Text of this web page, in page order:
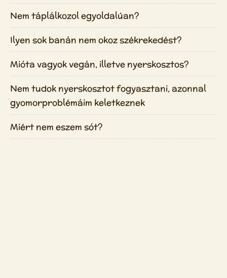
Nem táplálkozol egyoldalúan?
Ilyen sok banán nem okoz székrekedést?
Mióta vagyok vegán, illetve nyerskosztos?
Nem tudok nyerskosztot fogyasztani, azonnal
gyomorproblémáim keletkeznek
Miért nem eszem sót?